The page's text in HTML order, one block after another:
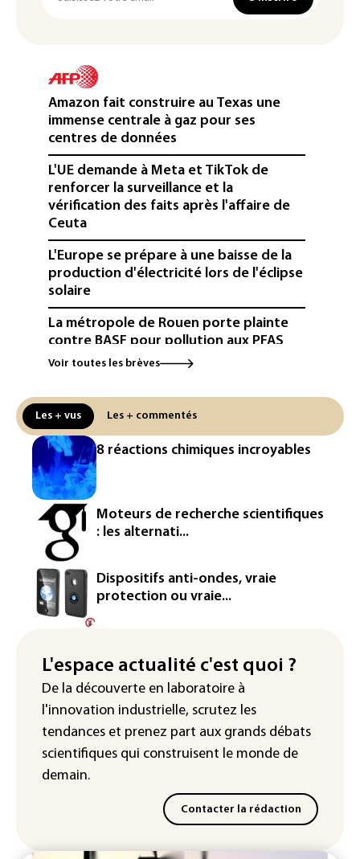
Amazon fait construire au Texas une
immense centrale à gaz pour ses
centres de données
L'UE demande à Meta et TikTok de
renforcer la surveillance et la
vérification des faits après l'affaire de
Ceuta
L'Europe se prépare à une baisse de la
production d'électricité lors de l'éclipse
solaire
La métropole de Rouen porte plainte
contre BASF pour pollution aux PFAS
réseau
Véhicules de livraison autonomes: la
France ouvre la voie à leur
homologation
Iris³: Eutelsat investira 3,4 milliards
d'euros dans la future constellation
européenne
Le magazine VSD racheté par
l'entrepreneur Vianney d'Alançon
La production française de maïs
"Retour en force" progressif de la
chaleur dans les prochains jours en
France
Voir toutes les brèves
Les + vus Les + commentés
8 réactions chimiques incroyables
Moteurs de recherche scientifiques
: les alternati...
Dispositifs anti-ondes, vraie
protection ou vraie...
L'espace actualité c'est quoi ?
De la découverte en laboratoire à
l'innovation industrielle, scrutez les
tendances et prenez part aux grands débats
scientifiques qui construisent le monde de
demain.
Contacter la rédaction